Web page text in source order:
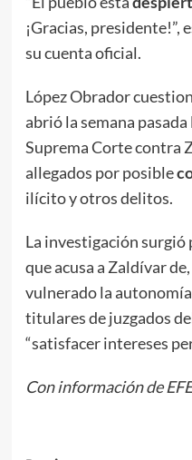
¡Gracias,
su cuenta oficial.
López Obrador
abrió la semana
Suprema Corte contra
allegados por posible
ilícito y otros delitos.
La investigación surgió
que acusa a Zaldívar
vulnerado la
titulares de juzgados
“satisfacer intereses
Con información de EFE